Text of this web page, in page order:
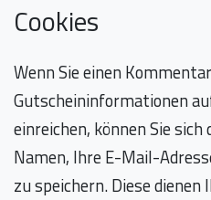
Cookies
Wenn Sie einen
Gutscheininformationen
einreichen, können Sie
Namen, Ihre E-Mail-
zu speichern. Diese